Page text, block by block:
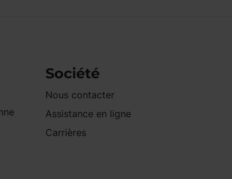
Société
Nous contacter
Assistance en ligne
Carrières